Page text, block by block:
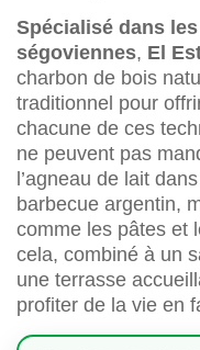
Spécialisé dans
ségoviennes, El
charbon de bois
traditionnel pour
chacune de ces
ne peuvent pas
l’agneau de lait
barbecue argentin,
comme les pâtes et
cela, combiné à un
une terrasse
profiter de la vie en